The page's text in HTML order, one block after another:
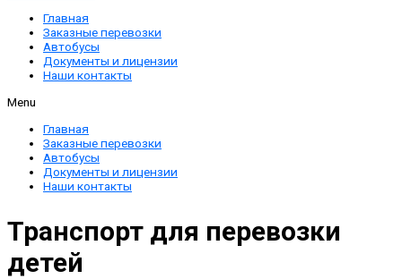
Главная
Заказные перевозки
Автобусы
Документы и лицензии
Наши контакты
Menu
Главная
Заказные перевозки
Автобусы
Документы и лицензии
Наши контакты
Транспорт для перевозки
детей